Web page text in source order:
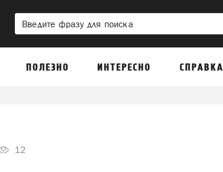
ПОЛЕЗНО ИНТЕРЕСНО СПРАВКА
12